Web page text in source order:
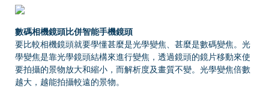
數碼相機鏡頭比併智能手機鏡頭
要比較相機鏡頭就要學懂甚麼是光學變焦、甚麼是數碼變焦。光
學變焦是靠光學鏡頭結構來進行變焦，透過鏡頭的鏡片移動來使
要拍攝的景物放大和縮小，而解析度及畫質不變。光學變焦倍數
越大，越能拍攝較遠的景物。